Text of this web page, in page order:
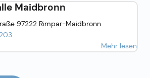
Maidbronn
97222 Rimpar-Maidbronn
Mehr lesen